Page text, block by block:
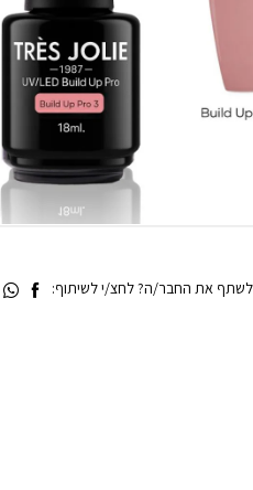
לשתף את החבר/ה? לחצ/י לשיתוף: